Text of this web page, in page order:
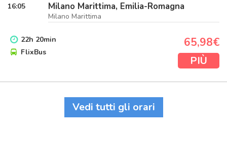
16:05 Milano Marittima, Emilia-Romagna
Milano Marittima
22h 20min
FlixBus
65,98€
PIÙ
Vedi tutti gli orari